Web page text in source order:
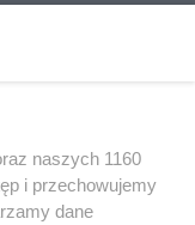
koncert z okazji
urodzin portalu
naszych 1160
i przechowujemy
dane